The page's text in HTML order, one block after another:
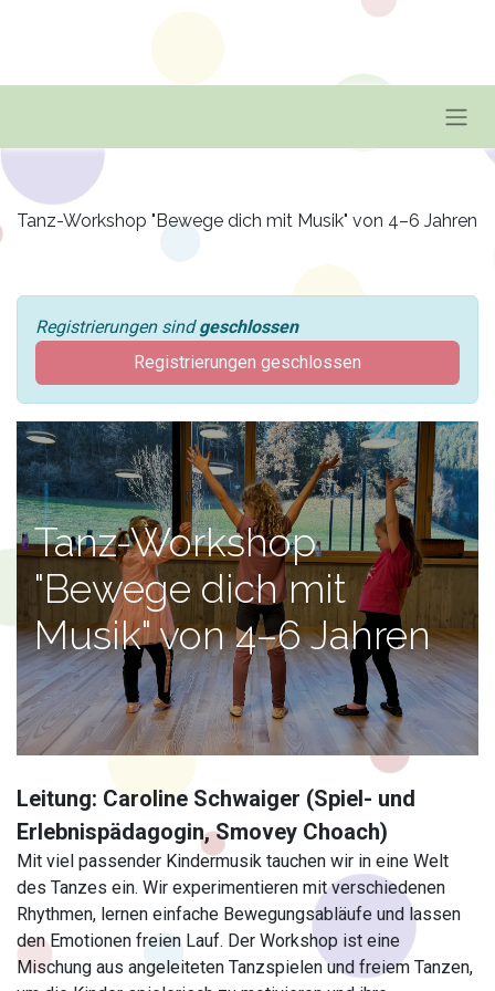
Tanz-Workshop "Bewege dich mit Musik" von 4–6 Jahren
Registrierungen sindgeschlossen
Registrierungen geschlossen
Tanz-Workshop
"Bewege dich mit
Musik" von 4–6 Jahren
Leitung: Caroline Schwaiger (Spiel- und
Erlebnispädagogin, Smovey Choach)
Mit viel passender Kindermusik tauchen wir in eine Welt
des Tanzes ein. Wir experimentieren mit verschiedenen
Rhythmen, lernen einfache Bewegungsabläufe und lassen
den Emotionen freien Lauf. Der Workshop ist eine
Mischung aus angeleiteten Tanzspielen und freiem Tanzen,